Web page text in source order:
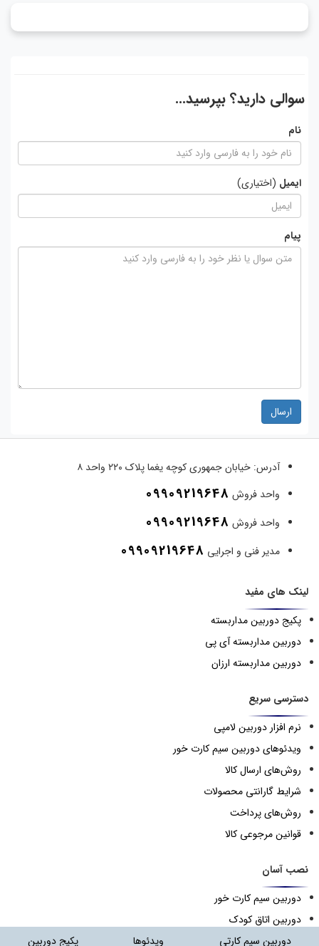
سوالی دارید؟ بپرسید...
نام
ایمیل (اختیاری)
پیام
ارسال
آدرس: خیابان جمهوری کوچه یغما پلاک ۲۲۰ واحد ۸
واحد فروش 09909219648
واحد فروش 09909219648
مدیر فنی و اجرایی 09909219648
لینک های مفید
پکیج دوربین مداربسته
دوربین مداربسته آی پی
دوربین مداربسته ارزان
دسترسی سریع
نرم افزار دوربین لامپی
ویدئوهای دوربین سیم کارت خور
روش‌های ارسال کالا
شرایط گارانتی محصولات
روش‌های پرداخت
قوانین مرجوعی کالا
نصب آسان
دوربین سیم کارت خور
دوربین اتاق کودک
دوربین لامپی
دوربین سیم کارتی ویدئوها پکیج دوربین